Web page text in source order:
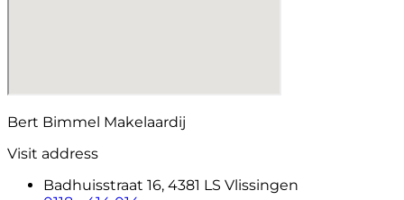
Bert Bimmel Makelaardij
Visit address
Badhuisstraat 16, 4381 LS Vlissingen